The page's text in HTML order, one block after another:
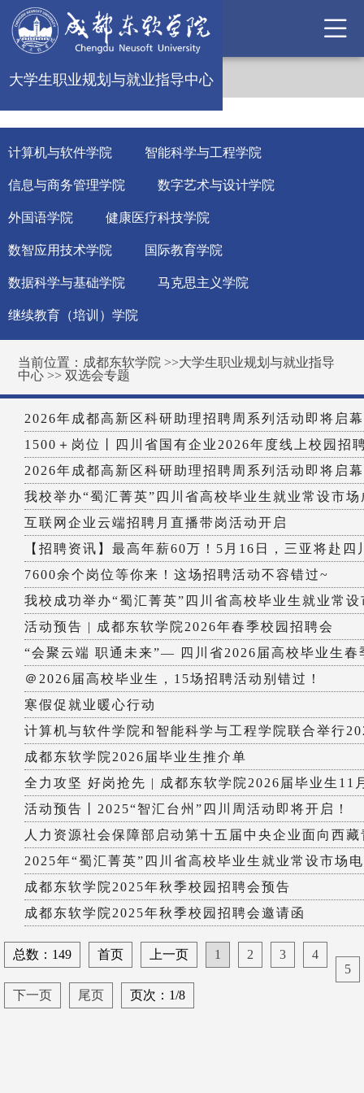
大学生职业规划与就业指导中心
计算机与软件学院 智能科学与工程学院
信息与商务管理学院 数字艺术与设计学院
外国语学院 健康医疗科技学院
数智应用技术学院 国际教育学院
数据科学与基础学院 马克思主义学院
继续教育（培训）学院
当前位置： 成都东软学院 >>大学生职业规划与就业指导
中心 >>双选会专题
2026年成都高新区科研助理招聘周系列活动即将启幕
1500＋岗位丨四川省国有企业2026年度线上校园招
2026年成都高新区科研助理招聘周系列活动即将启幕
我校举办“蜀汇菁英”四川省高校毕业生就业常设市
互联网企业云端招聘月直播带岗活动开启
【招聘资讯】最高年薪60万！5月16日，三亚将赴四
7600余个岗位等你来！这场招聘活动不容错过~
我校成功举办“蜀汇菁英”四川省高校毕业生就业常
活动预告 | 成都东软学院2026年春季校园招聘会
“会聚云端 职通未来”— 四川省2026届高校毕业生春
＠2026届高校毕业生，15场招聘活动别错过！
寒假促就业暖心行动
计算机与软件学院和智能科学与工程学院联合举行
成都东软学院2026届毕业生推介单
全力攻坚 好岗抢先 | 成都东软学院2026届毕业生11
活动预告丨2025“智汇台州”四川周活动即将开启！
人力资源社会保障部启动第十五届中央企业面向西
2025年“蜀汇菁英”四川省高校毕业生就业常设市场
成都东软学院2025年秋季校园招聘会预告
成都东软学院2025年秋季校园招聘会邀请函
总数：149 首页 上一页 1 2 3
4
5
下一页
尾页 页次：1/8